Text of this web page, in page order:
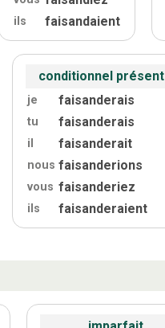
ils faisandaient
conditionnel présent
je faisanderais
tu faisanderais
il faisanderait
nous faisanderions
vous faisanderiez
ils faisanderaient